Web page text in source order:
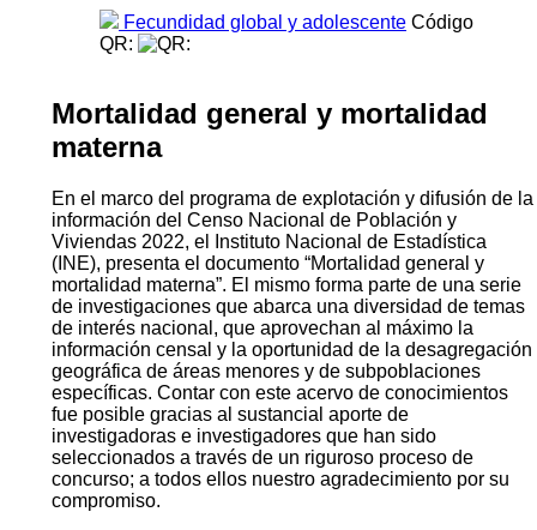
Fecundidad global y adolescente Código
QR:
Mortalidad general y mortalidad
materna
En el marco del programa de explotación y difusión de la
información del Censo Nacional de Población y
Viviendas 2022, el Instituto Nacional de Estadística
(INE), presenta el documento “Mortalidad general y
mortalidad materna”. El mismo forma parte de una serie
de investigaciones que abarca una diversidad de temas
de interés nacional, que aprovechan al máximo la
información censal y la oportunidad de la desagregación
geográfica de áreas menores y de subpoblaciones
específicas. Contar con este acervo de conocimientos
fue posible gracias al sustancial aporte de
investigadoras e investigadores que han sido
seleccionados a través de un riguroso proceso de
concurso; a todos ellos nuestro agradecimiento por su
compromiso.